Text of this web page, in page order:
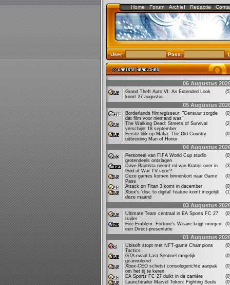
Home Forum Archief Redactie
User: Pass:
06 Augustus
Grand Theft Auto VI: An Extended Look
komt 27 augustus
05 Augustus
Borderlands filmregisseur: "Censuur zorgde
dat film voor niemand was"
The Walking Dead: Streets of Survival
verschijnt 18 september
Eerste blik op Mafia: The Old Country
uitbreiding Man of Honor
04 Augustus
Personeel van FIFA World Cup studio
grotendeels ontslagen
Dave Bautista neemt rol van Kratos over in
God of War TV-serie?
Deze games komen binnenkort naar Game
Pass
Attack on Titan 3 komt in december
Xbox’s ‘disc to digital’ feature komt mogelijk
deze maand
03 Augustus
Ultimate Team centraal in EA Sports FC 27
trailer
Fire Emblem: Fortune's Weave krijgt morgen
een Direct-presentatie
01 Augustus
Ubisoft stopt met NFT-game Champions
Tactics
GTA-rivaal Last Sentinel mogelijk
geannuleerd
Xbox-CEO schetst consolegerichte aanpak
om het tij te keren
EA Sports FC 27 duikt in de carrière
Launchtrailer Marvel Tokon: Fighting Souls